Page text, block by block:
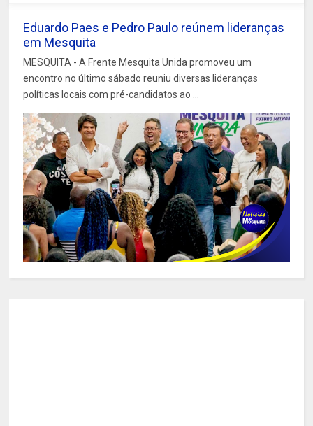
Eduardo Paes e Pedro Paulo reúnem lideranças
em Mesquita
MESQUITA - A Frente Mesquita Unida promoveu um
encontro no último sábado reuniu diversas lideranças
políticas locais com pré-candidatos ao ...